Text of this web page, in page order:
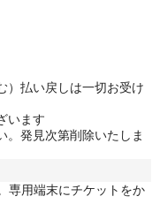
）払い戻しは一切お受け
います
。発見次第削除いたしま
専用端末にチケットをか